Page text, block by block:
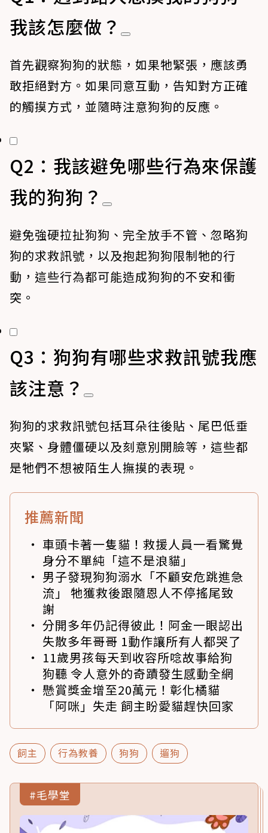
我該怎麼做？
首先觀察狗狗的狀態，如果牠緊張，應該勇
敢拒絕對方。如果同意互動，告知對方正確
的觸摸方式，並隨時注意狗狗的反應。
Q2：我該避免哪些行為來保護
我的狗狗？
避免強硬拉扯狗狗、完全放手不管、忽略狗
狗的求救訊號，以及抱起狗狗限制牠的行
動，這些行為都可能造成狗狗的不安和衝
突。
Q3：狗狗有哪些求救訊號我應
該注意？
狗狗的求救訊號包括耳朵往後貼、尾巴低垂
夾緊、身體僵硬以及刻意別開臉等，這些都
是牠們不想被陌生人撫摸的表現。
推薦新聞
車頭卡著一隻貓！救援人員一看驚覺
身分不單純「這不是浪貓」
男子發現狗狗溺水「不顧安危跳進急
流」 牠獲救後跟隨恩人不停搖尾致
謝
分開多年仍記得彼此！阿金一眼認出
失散多年哥哥 1動作讓所有人都哭了
11歲男孩每天到收容所唸故事給狗
狗聽 令人意外的奇蹟發生感動全網
懸賞獎金增至20萬元！彰化橘貓
「阿咪」失走 飼主盼愛貓趕快回家
飼主 行為教養 狗狗 遛狗
#毛學堂